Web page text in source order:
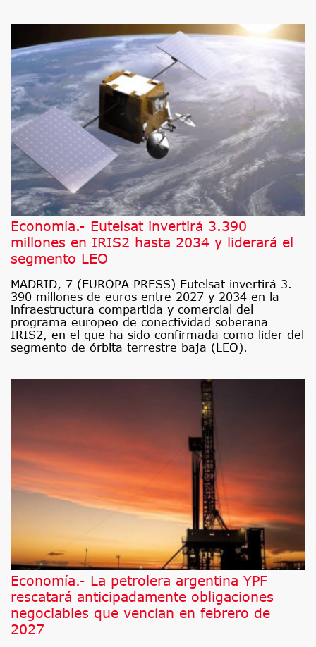
Economía.- Eutelsat invertirá 3.390
millones en IRIS2 hasta 2034 y liderará el
segmento LEO
MADRID, 7 (EUROPA PRESS) Eutelsat invertirá 3.
390 millones de euros entre 2027 y 2034 en la
infraestructura compartida y comercial del
programa europeo de conectividad soberana
IRIS2, en el que ha sido confirmada como líder del
segmento de órbita terrestre baja (LEO).
Economía.- La petrolera argentina YPF
rescatará anticipadamente obligaciones
negociables que vencían en febrero de
2027